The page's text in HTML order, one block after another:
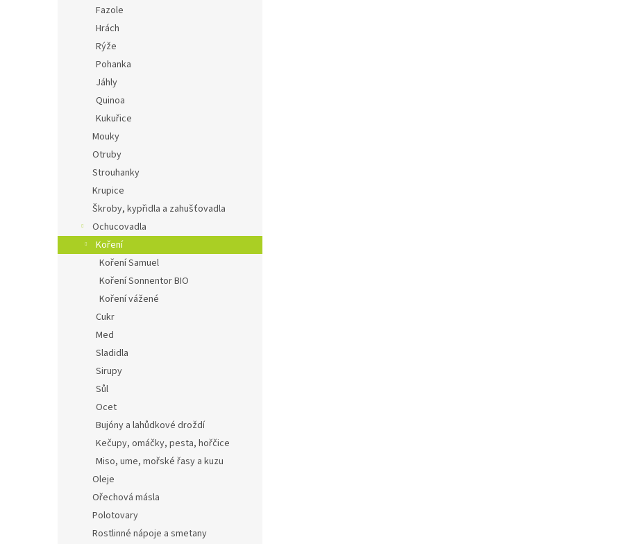
Fazole
Hrách
Rýže
Pohanka
Jáhly
Quinoa
Kukuřice
Mouky
Otruby
Strouhanky
Krupice
Škroby, kypřidla a zahušťovadla
Ochucovadla
Koření
Koření Samuel
Koření Sonnentor BIO
Koření vážené
Cukr
Med
Sladidla
Sirupy
Sůl
Ocet
Bujóny a lahůdkové droždí
Kečupy, omáčky, pesta, hořčice
Miso, ume, mořské řasy a kuzu
Oleje
Ořechová másla
Polotovary
Rostlinné nápoje a smetany